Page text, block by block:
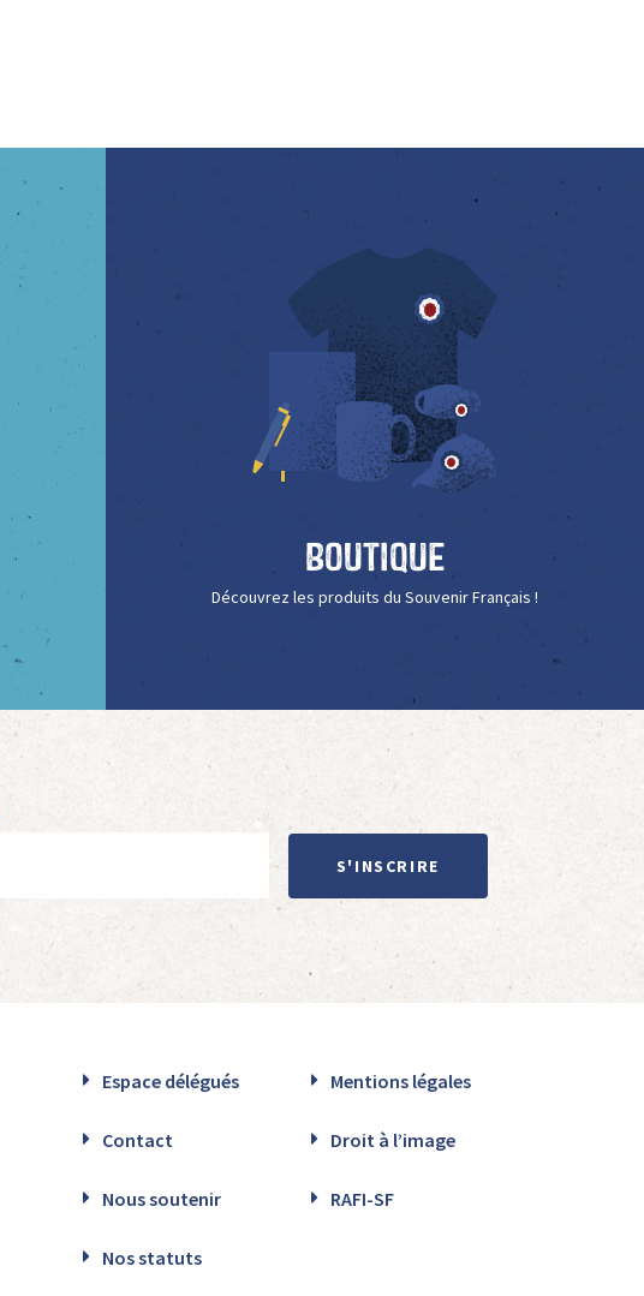
Boutique
Découvrez les produits du Souvenir Français !
S'INSCRIRE
Espace délégués Mentions légales
Contact Droit à l’image
Nous soutenir RAFI-SF
Nos statuts